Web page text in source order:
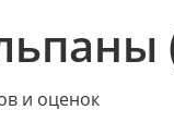
и оценок